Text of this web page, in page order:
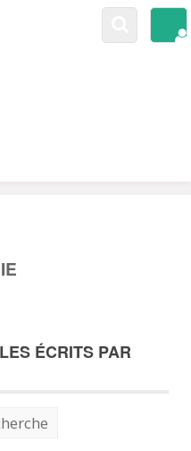
ÉCRITS PAR